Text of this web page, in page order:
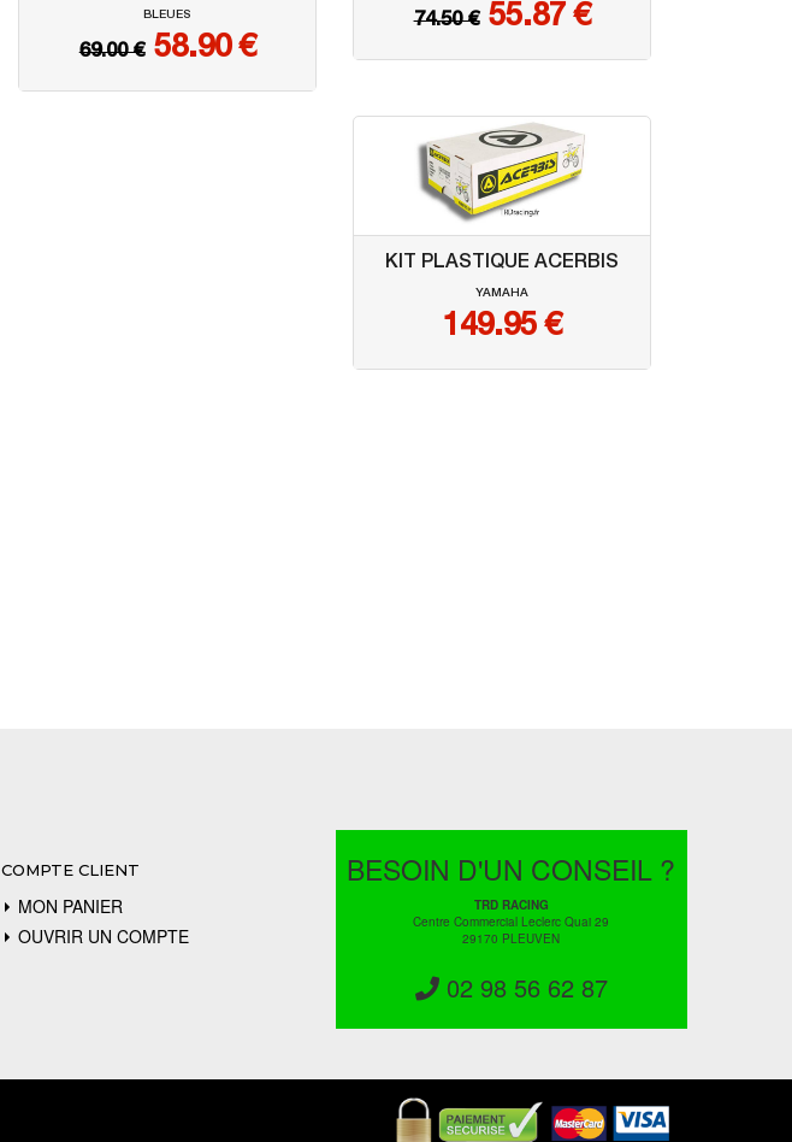
BLEUES
69.00 €58.90 €
74.50 €55.87 €
KIT PLASTIQUE ACERBIS
YAMAHA
149.95€
COMPTE CLIENT
MON PANIER
OUVRIR UN COMPTE
BESOIN D'UN CONSEIL ?
TRD RACING
Centre Commercial Leclerc Quai 29
29170 PLEUVEN
02 98 56 62 87